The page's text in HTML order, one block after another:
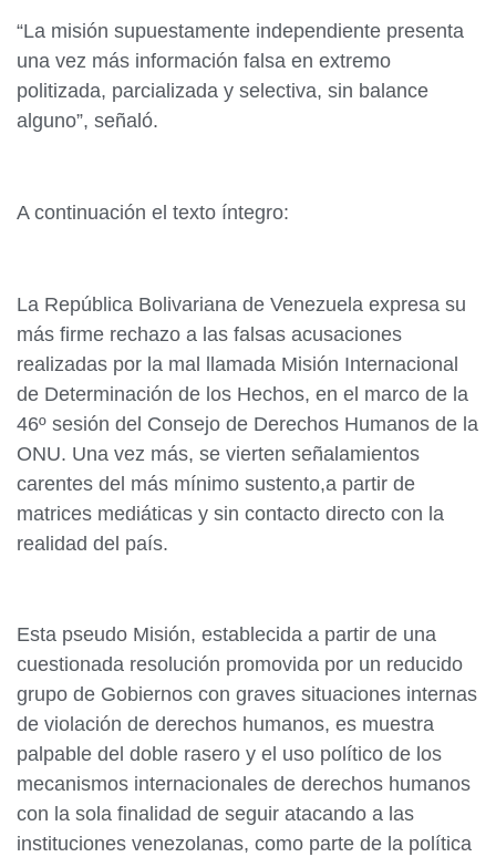
“La misión supuestamente independiente presenta
una vez más información falsa en extremo
politizada, parcializada y selectiva, sin balance
alguno”, señaló.
A continuación el texto íntegro:
La República Bolivariana de Venezuela expresa su
más firme rechazo a las falsas acusaciones
realizadas por la mal llamada Misión Internacional
de Determinación de los Hechos, en el marco de la
46º sesión del Consejo de Derechos Humanos de la
ONU. Una vez más, se vierten señalamientos
carentes del más mínimo sustento,a partir de
matrices mediáticas y sin contacto directo con la
realidad del país.
Esta pseudo Misión, establecida a partir de una
cuestionada resolución promovida por un reducido
grupo de Gobiernos con graves situaciones internas
de violación de derechos humanos, es muestra
palpable del doble rasero y el uso político de los
mecanismos internacionales de derechos humanos
con la sola finalidad de seguir atacando a las
instituciones venezolanas, como parte de la política